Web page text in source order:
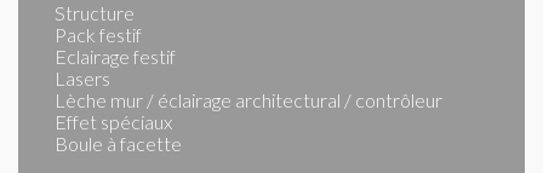
Structure
Pack festif
Eclairage festif
Lasers
Lèche mur / éclairage architectural / contrôleur
Effet spéciaux
Boule à facette